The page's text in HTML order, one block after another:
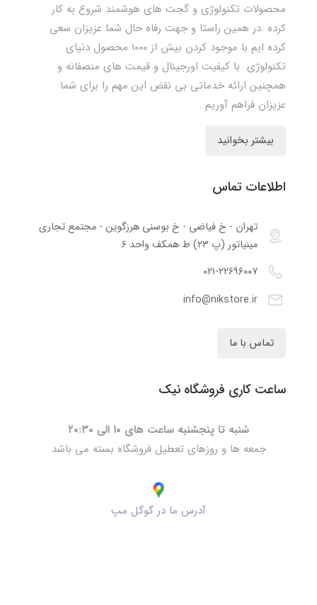
محصولات تکنولوژی و گجت های هوشمند شروع به کار
کرده .در همین راستا و جهت رفاه حال شما عزیزان سعی
کرده ایم با موجود کردن بیش از ۱۰۰۰ محصول دنیای
تکنولوژی با کیفیت اورجینال و قیمت های منصفانه و
همچنین ارائه خدماتی بی نقض این مهم را برای شما
عزیزان فراهم آوریم .
بیشتر بخوانید
اطلاعات تماس
تهران - خ فیاضی - خ بوسنی هرزگوین - مجتمع تجاری
مینیاتور (پ ۲۳) ط همکف واحد ۶
۰۲۱-۲۲۶۹۶۰۰۷
info@nikstore.ir
تماس با ما
ساعت کاری فروشگاه نیک
شنبه تا پنجشنبه ساعت های ۱۰ الی ۲۰:۳۰
جمعه ها و روزهای تعطیل فروشگاه بسته می باشد
آدرس ما در گوگل مپ